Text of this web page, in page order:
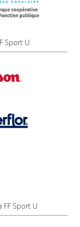
Sport U
FF Sport U